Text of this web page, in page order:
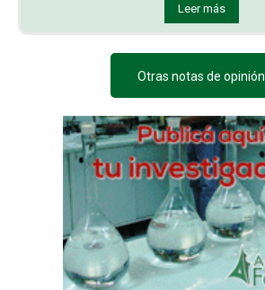
Leer más
Otras notas de opinión